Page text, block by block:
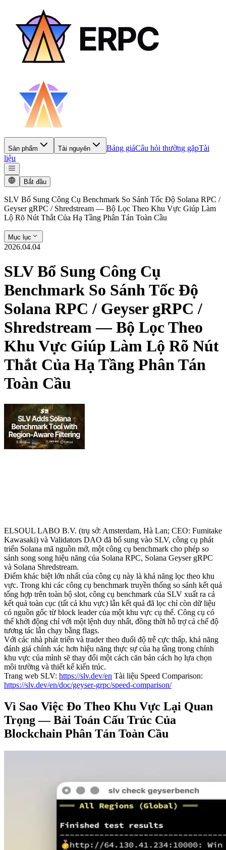
Sản phẩm Tài nguyên Bảng giáCâu hỏi thường gặpTài
liệu
Bắt đầu
SLV Bổ Sung Công Cụ Benchmark So Sánh Tốc Độ Solana RPC /
Geyser gRPC / Shredstream — Bộ Lọc Theo Khu Vực Giúp Làm
Lộ Rõ Nút Thắt Của Hạ Tầng Phân Tán Toàn Cầu
Mục lục
2026.04.04
SLV Bổ Sung Công Cụ
Benchmark So Sánh Tốc Độ
Solana RPC / Geyser gRPC /
Shredstream — Bộ Lọc Theo
Khu Vực Giúp Làm Lộ Rõ Nút
Thắt Của Hạ Tầng Phân Tán
Toàn Cầu
ELSOUL LABO B.V. (trụ sở: Amsterdam, Hà Lan; CEO: Fumitake
Kawasaki) và Validators DAO đã bổ sung vào SLV, công cụ phát
triển Solana mã nguồn mở, một công cụ benchmark cho phép so
sánh song song hiệu năng của Solana RPC, Solana Geyser gRPC
và Solana Shredstream.
Điểm khác biệt lớn nhất của công cụ này là khả năng lọc theo khu
vực. Trong khi các công cụ benchmark truyền thống so sánh kết quả
tổng hợp trên toàn bộ slot, công cụ benchmark của SLV xuất ra cả
kết quả toàn cục (tất cả khu vực) lẫn kết quả đã lọc chỉ còn dữ liệu
có nguồn gốc từ block leader của một khu vực cụ thể. Công cụ có
thể khởi động chỉ với một lệnh duy nhất, đồng thời hỗ trợ cả chế độ
tương tác lẫn chạy bằng flags.
Với các nhà phát triển và trader theo đuổi độ trễ cực thấp, khả năng
đánh giá chính xác hơn hiệu năng thực sự của hạ tầng trong chính
khu vực của mình sẽ thay đổi một cách căn bản cách họ lựa chọn
môi trường và thiết kế kiến trúc.
Trang web SLV: https://slv.dev/en Tài liệu Speed Comparison:
https://slv.dev/en/doc/geyser-grpc/speed-comparison/
Vì Sao Việc Đo Theo Khu Vực Lại Quan
Trọng — Bài Toán Cấu Trúc Của
Blockchain Phân Tán Toàn Cầu